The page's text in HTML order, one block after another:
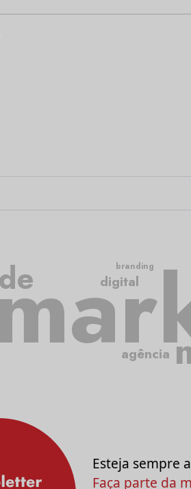
agência
digital
branding
Esteja sempre
Faça parte da